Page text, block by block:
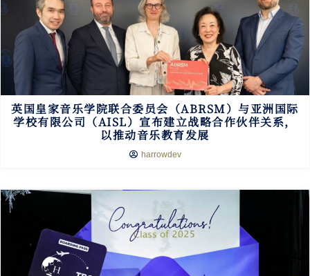
英国皇家音乐学院联合委员会（ABRSM）与亚洲国际
学校有限公司（AISL）宣布建立战略合作伙伴关系，
以推动音乐教育发展
harrowdev